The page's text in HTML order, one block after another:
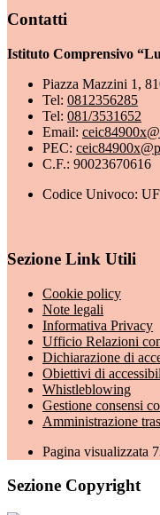
Contatti
Istituto Comprensivo
Piazza Mazzini 1,
Tel: 0812356285
Tel: 081/3531652
Email:
PEC:
C.F.: 90023670616
Codice Univoco:
Sezione Link Utili
Cookie policy
Note legali
Informativa Privacy
Ufficio Relazioni
Dichiarazione di
Obiettivi di
Whistleblowing
Gestione consensi
Amministrazione
Pagina visualizzata
Sezione Copyright